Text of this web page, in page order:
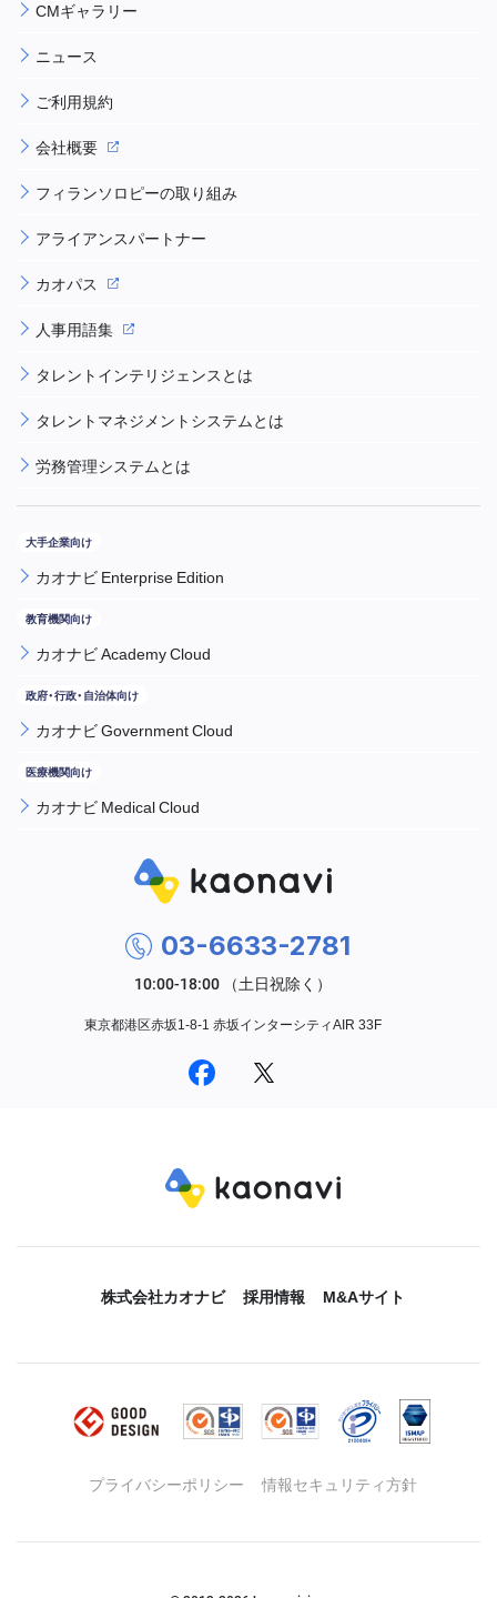
CMギャラリー
ニュース
ご利用規約
会社概要
フィランソロピーの取り組み
アライアンスパートナー
カオパス
人事用語集
タレントインテリジェンスとは
タレントマネジメントシステムとは
労務管理システムとは
カオナビ Enterprise Edition
カオナビ Academy Cloud
カオナビ Government Cloud
カオナビ Medical Cloud
03-6633-2781
東京都港区赤坂1-8-1 赤坂インターシティAIR 33F
株式会社カオナビ 採用情報 M&Aサイト
プライバシーポリシー 情報セキュリティ方針